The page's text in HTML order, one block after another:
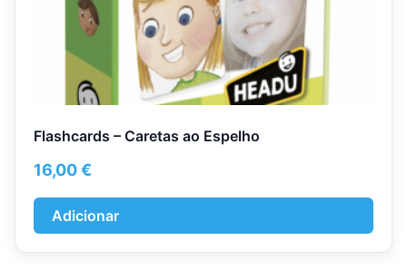
Flashcards – Caretas ao Espelho
16,00€
Adicionar